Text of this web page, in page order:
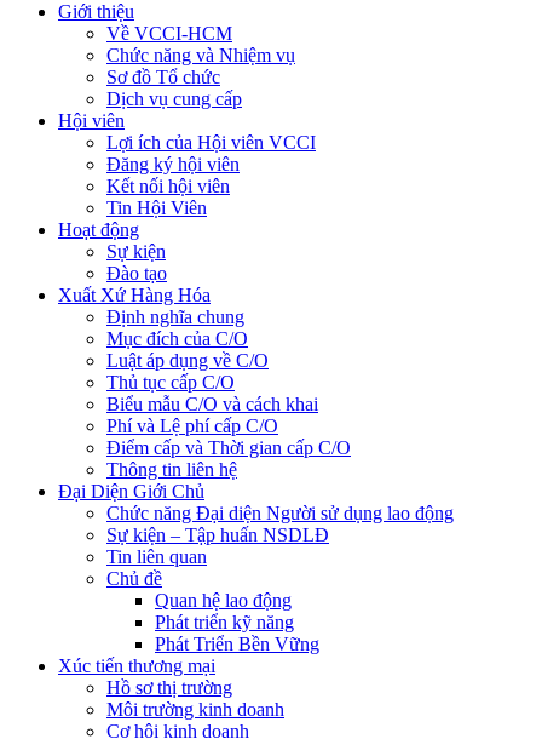
Giới thiệu
Về VCCI-HCM
Chức năng và Nhiệm vụ
Sơ đồ Tổ chức
Dịch vụ cung cấp
Hội viên
Lợi ích của Hội viên VCCI
Đăng ký hội viên
Kết nối hội viên
Tin Hội Viên
Hoạt động
Sự kiện
Đào tạo
Xuất Xứ Hàng Hóa
Định nghĩa chung
Mục đích của C/O
Luật áp dụng về C/O
Thủ tục cấp C/O
Biểu mẫu C/O và cách khai
Phí và Lệ phí cấp C/O
Điểm cấp và Thời gian cấp C/O
Thông tin liên hệ
Đại Diện Giới Chủ
Chức năng Đại diện Người sử dụng lao động
Sự kiện – Tập huấn NSDLĐ
Tin liên quan
Chủ đề
Quan hệ lao động
Phát triển kỹ năng
Phát Triển Bền Vững
Xúc tiến thương mại
Hồ sơ thị trường
Môi trường kinh doanh
Cơ hội kinh doanh